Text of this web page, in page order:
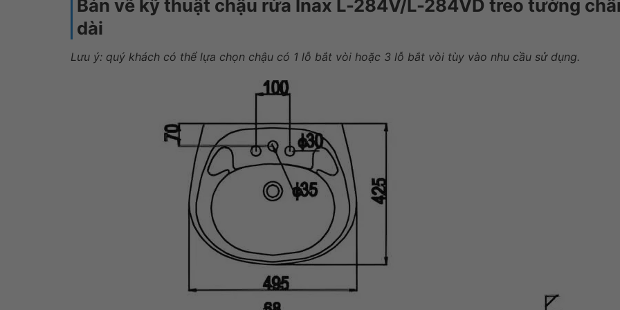
Bản vẽ kỹ thuật chậu rửa Inax L-284V/L-284VD treo tường
dài
Lưu ý: quý khách có thể lựa chọn chậu có 1 lỗ bắt vòi hoặc 3 lỗ bắt vòi tùy vào nhu cầu sử dụng.